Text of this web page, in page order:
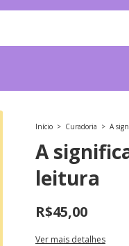
Início > Curadoria > A
A
leitura
R$45,00
Ver mais detalhes